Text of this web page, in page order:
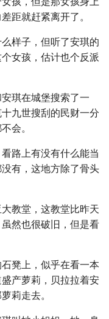
距就赶紧离开了。
样子，但听了安琪的
女孩，估计也个反派
琪在城堡搜索了一
九世搜刮的民财一分
会。
路上有没有什么能当
有，这地方除了骨头
教堂，这教堂比昨天
然也很破旧，但是看
凳上，似乎在看一本
产萝莉，贝拉拉着安
莉走去。